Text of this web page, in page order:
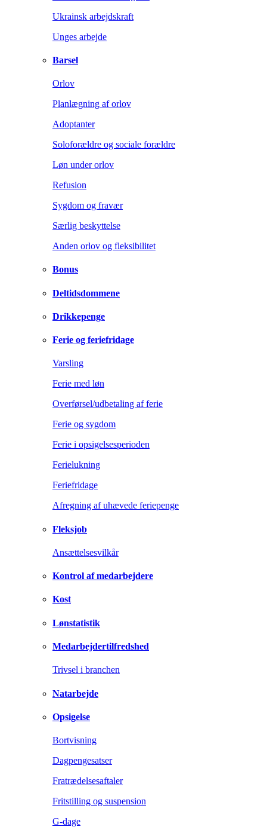
Ukrainsk arbejdskraft
Unges arbejde
Barsel
Orlov
Planlægning af orlov
Adoptanter
Soloforældre og sociale forældre
Løn under orlov
Refusion
Sygdom og fravær
Særlig beskyttelse
Anden orlov og fleksibilitet
Bonus
Deltidsdommene
Drikkepenge
Ferie og feriefridage
Varsling
Ferie med løn
Overførsel/udbetaling af ferie
Ferie og sygdom
Ferie i opsigelsesperioden
Ferielukning
Feriefridage
Afregning af uhævede feriepenge
Fleksjob
Ansættelsesvilkår
Kontrol af medarbejdere
Kost
Lønstatistik
Medarbejdertilfredshed
Trivsel i branchen
Natarbejde
Opsigelse
Bortvisning
Dagpengesatser
Fratrædelsesaftaler
Fritstilling og suspension
G-dage